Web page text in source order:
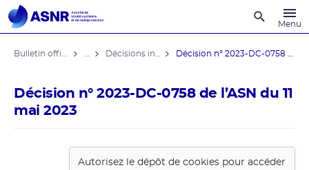
Menu
Décision n° 2023-DC-0758 de l’ASN du 11
mai 2023
Autorisez le dépôt de cookies pour accéder